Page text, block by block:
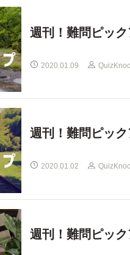
週刊！難問ピック
2020.01.09
週刊！難問ピック
2020.01.02
週刊！難問ピック